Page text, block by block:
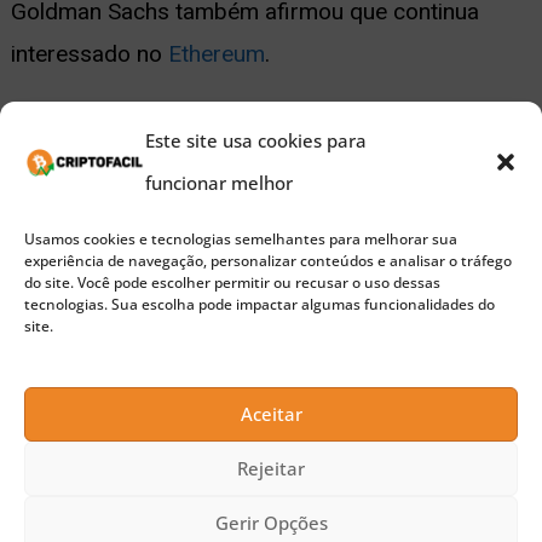
Este site usa cookies para
funcionar melhor
Usamos cookies e tecnologias semelhantes para melhorar sua
experiência de navegação, personalizar conteúdos e analisar o tráfego
do site. Você pode escolher permitir ou recusar o uso dessas
tecnologias. Sua escolha pode impactar algumas funcionalidades do
site.
Aceitar
Rejeitar
Gerir Opções
Goldman Sachs também afirmou que continua
interessado no Ethereum.
Publicidade
A segunda maior criptomoeda sobreviveu e agora
um valor de mercado de quase US$ 270 bilhões.
Ele ponderou, no entanto, que investir neste
mercado é arriscado e os investidores devem
estar preparadores para perder.